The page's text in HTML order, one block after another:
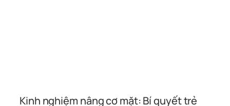
Kinh nghiệm nâng cơ mặt: Bí quyết trẻ